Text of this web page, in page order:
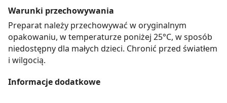
Warunki przechowywania
Preparat należy przechowywać w oryginalnym
opakowaniu, w temperaturze poniżej 25°C, w sposób
niedostępny dla małych dzieci. Chronić przed światłem
i wilgocią.
Informacje dodatkowe